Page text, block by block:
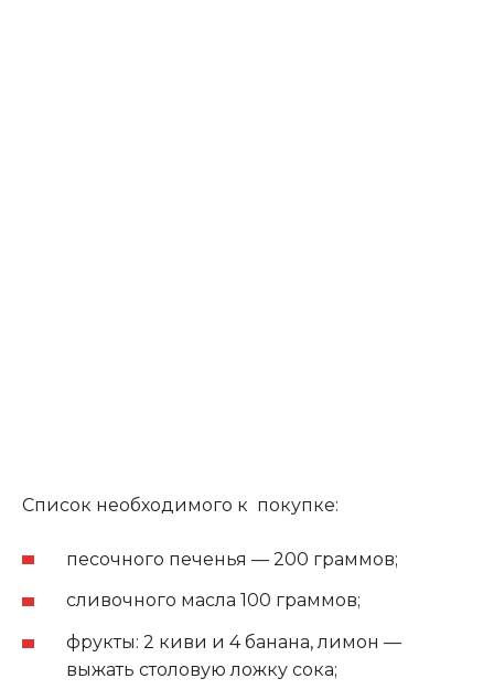
Список необходимого к покупке:
песочного печенья — 200 граммов;
сливочного масла 100 граммов;
фрукты: 2 киви и 4 банана, лимон —
выжать столовую ложку сока;